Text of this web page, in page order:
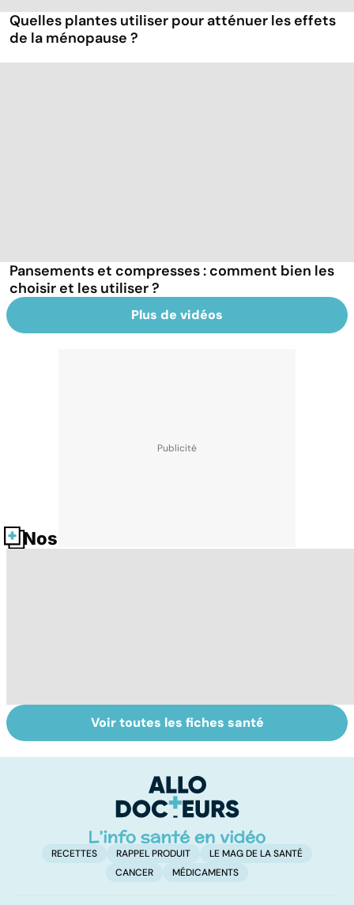
Quelles plantes utiliser pour atténuer les effets
de la ménopause ?
Pansements et compresses : comment bien les
choisir et les utiliser ?
Plus de vidéos
Nos fiches santé
Cancer du
poumon : le
Tout savoir sur le
cerveau
Voir toutes les fiches santé
RECETTES RAPPEL PRODUIT
LE MAG DE LA SANTÉ
CANCER
MÉDICAMENTS